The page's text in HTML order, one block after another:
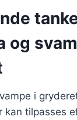
og
i
kan tilpasses